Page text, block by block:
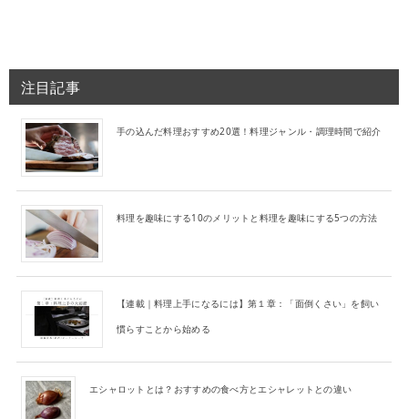
注目記事
手の込んだ料理おすすめ20選！料理ジャンル・調理時間で紹介
料理を趣味にする10のメリットと料理を趣味にする5つの方法
【連載｜料理上手になるには】第１章：「面倒くさい」を飼い
慣らすことから始める
エシャロットとは？おすすめの食べ方とエシャレットとの違い